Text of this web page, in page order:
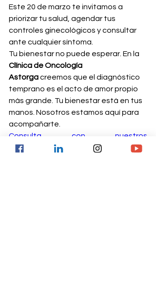
Este 20 de marzo te invitamos a
priorizar tu salud, agendar tus
controles ginecológicos y consultar
ante cualquier síntoma.
Tu bienestar no puede esperar. En la
Clínica de Oncología
Astorga creemos que el diagnóstico
temprano es el acto de amor propio
más grande. Tu bienestar está en tus
manos. Nosotros estamos aquí para
acompañarte.
Consulta con nuestros
especialistas.
Astorga, SIEMPRE